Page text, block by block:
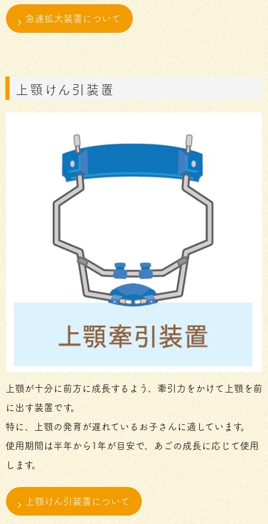
急速拡大装置について
上顎けん引装置
上顎が十分に前方に成長するよう、牽引力をかけて上顎を前
に出す装置です。
特に、上顎の発育が遅れているお子さんに適しています。
使用期間は半年から1年が目安で、あごの成長に応じて使用
します。
上顎けん引装置について